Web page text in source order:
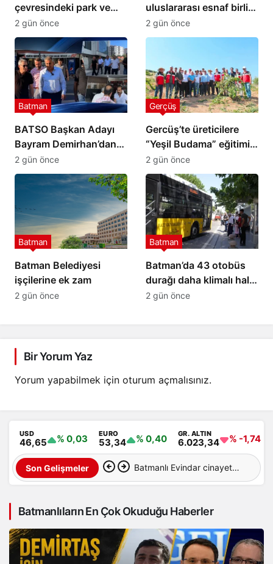
çevresindeki park ve
yollar hizmete açıldı
2 gün önce
uluslararası esnaf birliği
görevi
2 gün önce
BATSO Başkan Adayı
Bayram Demirhan’dan
yoğun saha mesaisi
Batman
2 gün önce
Gercüş’te üreticilere
“Yeşil Budama” eğitimi
verildi
Gerçüş
2 gün önce
Batman Belediyesi
işçilerine ek zam
Batman
2 gün önce
Batman’da 43 otobüs
durağı daha klimalı hale
getirilecek
Batman
2 gün önce
Bir Yorum Yaz
Yorum yapabilmek için oturum açmalısınız.
USD
46,65 % 0,03 EURO
53,34 % 0,40 GR. ALTIN
6.023,34 % -1,74
Son Gelişmeler Batmanlı Evindar cinayete
aranıyor…
Batmanlıların En Çok Okuduğu Haberler